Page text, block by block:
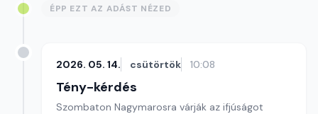
ÉPP EZT AZ ADÁST NÉZED
2026. 05. 14. csütörtök 10:08
Tény-kérdés
Szombaton Nagymarosra várják az ifjúságot